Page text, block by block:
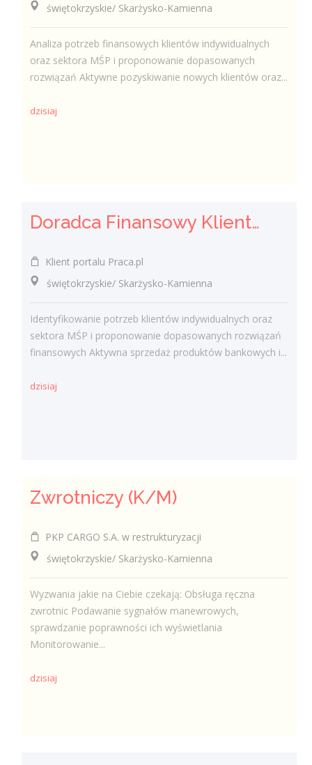
świętokrzyskie/ Skarżysko-Kamienna
Analiza potrzeb finansowych klientów indywidualnych
oraz sektora MŚP i proponowanie dopasowanych
rozwiązań Aktywne pozyskiwanie nowych klientów oraz...
dzisiaj
Doradca Finansowy Klienta / Doradczyni Finansowa Klienta
Klient portalu Praca.pl
świętokrzyskie/ Skarżysko-Kamienna
Identyfikowanie potrzeb klientów indywidualnych oraz
sektora MŚP i proponowanie dopasowanych rozwiązań
finansowych Aktywna sprzedaż produktów bankowych i...
dzisiaj
Zwrotniczy (K/M)
PKP CARGO S.A. w restrukturyzacji
świętokrzyskie/ Skarżysko-Kamienna
Wyzwania jakie na Ciebie czekają: Obsługa ręczna
zwrotnic Podawanie sygnałów manewrowych,
sprawdzanie poprawności ich wyświetlania
Monitorowanie...
dzisiaj